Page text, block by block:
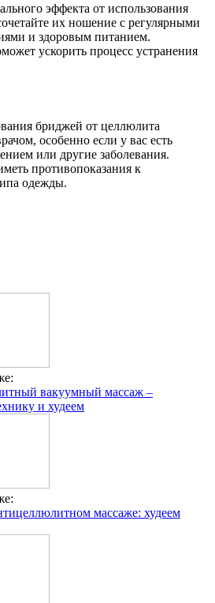
эффекта от использования
их ношение с регулярными
и здоровым питанием.
ускорить процесс устранения
бриджей от целлюлита
особенно если у вас есть
или другие заболевания.
противопоказания к
одежды.
вакуумный массаж –
и худеем
массаже: худеем